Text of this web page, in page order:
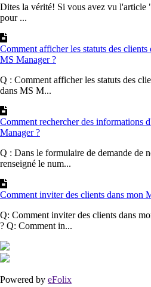
Dites la vérité! Si vous avez vu
pour ...
Comment afficher les statuts des
MS Manager ?
Q : Comment afficher les statuts des
dans MS M...
Comment rechercher des informations
Manager ?
Q : Dans le formulaire de demande de
renseigné le num...
Comment inviter des clients dans mon
Q: Comment inviter des clients dans
? Q: Comment in...
Powered by eFolix